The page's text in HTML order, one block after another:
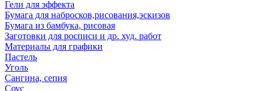
Гели для эффекта
Бумага для набросков,рисования,эскизов
Бумага из бамбука, рисовая
Заготовки для росписи и др. худ. работ
Материалы для графики
Пастель
Уголь
Сангина, сепия
Соус